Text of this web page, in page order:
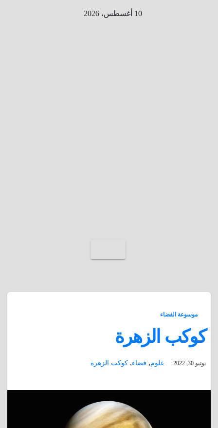
10 أغسطس، 2026
موسوعة الفضاء
كوكب الزهرة
يونيو 30, 2022 علوم, فضاء, كوكب الزهرة